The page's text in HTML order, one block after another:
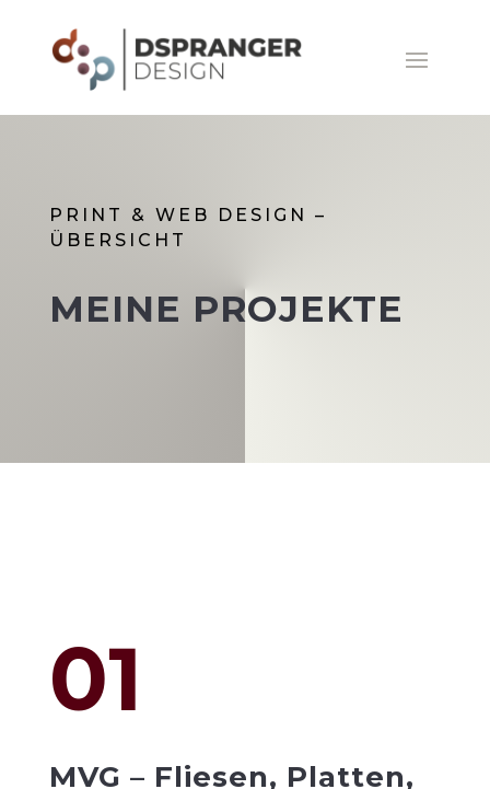
PRINT & WEB DESIGN –
ÜBERSICHT
MEINE PROJEKTE
01
MVG – Fliesen, Platten,